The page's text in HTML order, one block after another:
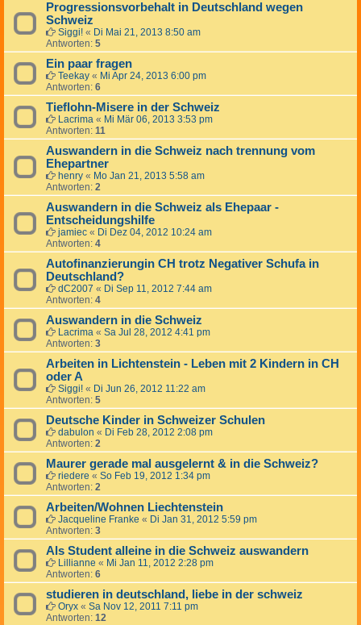
Progressionsvorbehalt in Deutschland wegen
Schweiz
Siggi! « Di Mai 21, 2013 8:50 am
Antworten: 5
Ein paar fragen
Teekay « Mi Apr 24, 2013 6:00 pm
Antworten: 6
Tieflohn-Misere in der Schweiz
Lacrima « Mi Mär 06, 2013 3:53 pm
Antworten: 11
Auswandern in die Schweiz nach trennung vom
Ehepartner
henry « Mo Jan 21, 2013 5:58 am
Antworten: 2
Auswandern in die Schweiz als Ehepaar -
Entscheidungshilfe
jamiec « Di Dez 04, 2012 10:24 am
Antworten: 4
Autofinanzierungin CH trotz Negativer Schufa in
Deutschland?
dC2007 « Di Sep 11, 2012 7:44 am
Antworten: 4
Auswandern in die Schweiz
Lacrima « Sa Jul 28, 2012 4:41 pm
Antworten: 3
Arbeiten in Lichtenstein - Leben mit 2 Kindern in CH
oder A
Siggi! « Di Jun 26, 2012 11:22 am
Antworten: 5
Deutsche Kinder in Schweizer Schulen
dabulon « Di Feb 28, 2012 2:08 pm
Antworten: 2
Maurer gerade mal ausgelernt & in die Schweiz?
riedere « So Feb 19, 2012 1:34 pm
Antworten: 2
Arbeiten/Wohnen Liechtenstein
Jacqueline Franke « Di Jan 31, 2012 5:59 pm
Antworten: 3
Als Student alleine in die Schweiz auswandern
Lillianne « Mi Jan 11, 2012 2:28 pm
Antworten: 6
studieren in deutschland, liebe in der schweiz
Oryx « Sa Nov 12, 2011 7:11 pm
Antworten: 12